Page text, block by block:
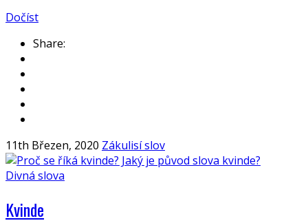
Dočíst
Share:
11th Březen, 2020 Zákulisí slov
Divná slova
Kvinde